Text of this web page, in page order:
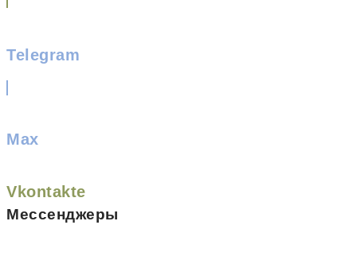
Telegram
Max
Vkontakte
Мессенджеры